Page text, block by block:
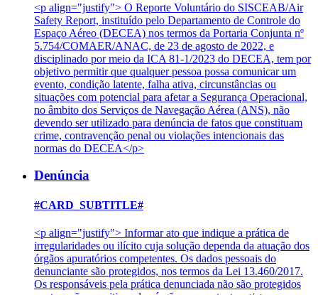
<p align="justify"> O Reporte Voluntário do SISCEAB/Air
Safety Report, instituído pelo Departamento de Controle do
Espaço Aéreo (DECEA) nos termos da Portaria Conjunta nº
5.754/COMAER/ANAC, de 23 de agosto de 2022, e
disciplinado por meio da ICA 81-1/2023 do DECEA, tem por
objetivo permitir que qualquer pessoa possa comunicar um
evento, condição latente, falha ativa, circunstâncias ou
situações com potencial para afetar a Segurança Operacional,
no âmbito dos Serviços de Navegação Aérea (ANS), não
devendo ser utilizado para denúncia de fatos que constituam
crime, contravenção penal ou violações intencionais das
normas do DECEA</p>
Denúncia
#CARD_SUBTITLE#
<p align="justify"> Informar ato que indique a prática de
irregularidades ou ilícito cuja solução dependa da atuação dos
órgãos apuratórios competentes. Os dados pessoais do
denunciante são protegidos, nos termos da Lei 13.460/2017.
Os responsáveis pela prática denunciada não são protegidos